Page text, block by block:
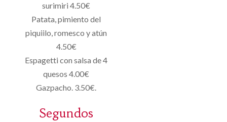
surimiri 4.50€
Patata, pimiento del
piquiilo, romesco y atún
4.50€
Espagetti con salsa de 4
quesos 4.00€
Gazpacho. 3.50€.
Segundos